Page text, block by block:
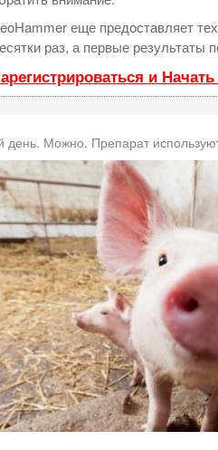
еще предоставляет
раз, а первые результаты
и
день. Можно. Препарат